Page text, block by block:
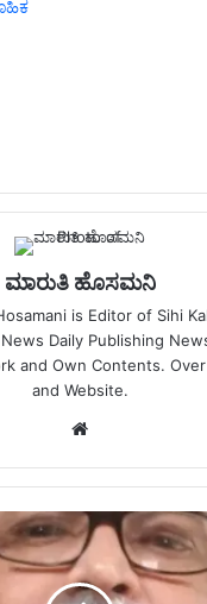
ಮಾರುತಿ ಹೊಸಮನಿ
is Editor of Sihi
Daily Publishing
and Own Contents.
and Website.
Website